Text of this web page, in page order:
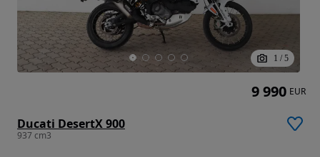
1 / 5
Ducati DesertX 900
937 cm3
9 990 EUR